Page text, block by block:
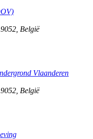
9052 België
Vlaanderen
9052 België